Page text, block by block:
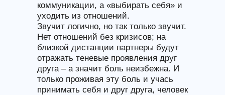
коммуникации, а «выбирать себя» и
уходить из отношений.
Звучит логично, но так только звучит.
Нет отношений без кризисов; на
близкой дистанции партнеры будут
отражать теневые проявления друг
друга – а значит боль неизбежна. И
только проживая эту боль и учась
принимать себя и друг друга, человек